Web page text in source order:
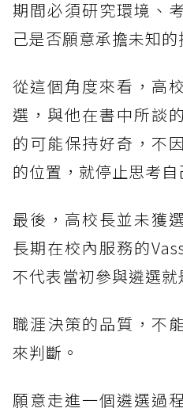
期間必須研究環境、
己是否願意承擔未知的
從這個角度來看，高
選，與他在書中所談
的可能保持好奇，不
的位置，就停止思考自
最後，高校長並未獲
長期在校內服務的
不代表當初參與遴選就
職涯決策的品質，不
來判斷。
願意走進一個遴選過